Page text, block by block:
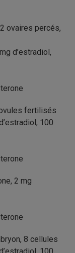
ovaires percés,
d’estradiol,
fertilisés
100
2 mg
8 cellules